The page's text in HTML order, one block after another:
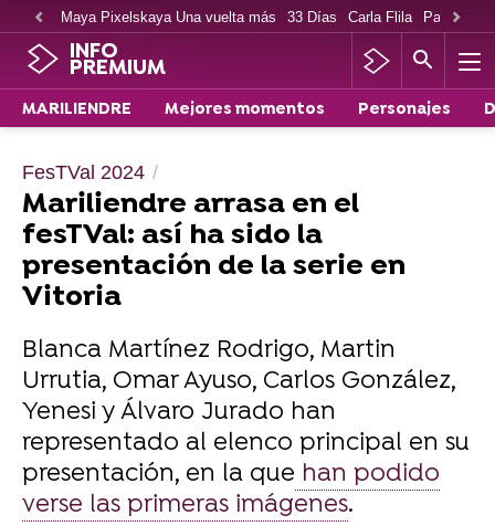
Maya Pixelskaya Una vuelta más 33 Días Carla Flila Paco
INFO
PREMIUM
MARILIENDRE Mejores momentos Personajes
FesTVal 2024
Mariliendre arrasa en el
fesTVal: así ha sido la
presentación de la serie en
Vitoria
Blanca Martínez Rodrigo, Martin
Urrutia, Omar Ayuso, Carlos González,
Yenesi y Álvaro Jurado han
representado al elenco principal en su
presentación, en la que han podido
verse las primeras imágenes.